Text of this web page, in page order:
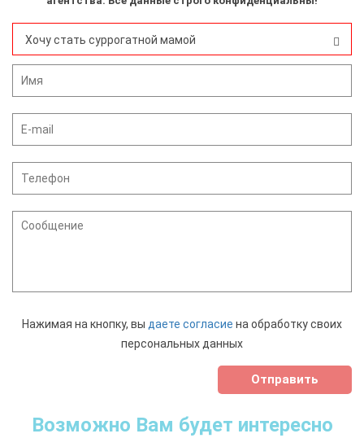
Хочу стать суррогатной мамой
Нажимая на кнопку, вы даете согласие на обработку своих
персональных данных
Отправить
Возможно Вам будет интересно